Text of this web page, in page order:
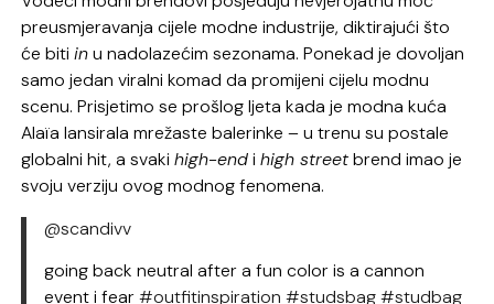
preusmjeravanja cijele modne industrije, diktirajući što
će bitiinu nadolazećim sezonama. Ponekad je dovoljan
samo jedan viralni komad da promijeni cijelu modnu
scenu. Prisjetimo se prošlog ljeta kada je modna kuća
Alaïa lansirala mrežaste balerinke – u trenu su postale
globalni hit, a svakihigh-endihigh streetbrend imao je
svoju verziju ovog modnog fenomena.
@scandivv
going back neutral after a fun color is a cannon
event i fear#outfitinspiration #studsbag#studbag